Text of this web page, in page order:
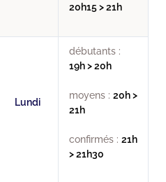
20h15 > 21h
Lundi
débutants :
19h > 20h
moyens : 20h >
21h
confirmés : 21h
> 21h30